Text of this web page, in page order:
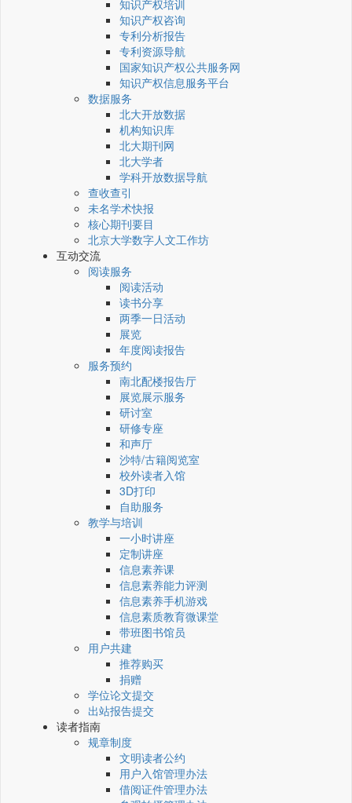
知识产权培训
知识产权咨询
专利分析报告
专利资源导航
国家知识产权公共服务网
知识产权信息服务平台
数据服务
北大开放数据
机构知识库
北大期刊网
北大学者
学科开放数据导航
查收查引
未名学术快报
核心期刊要目
北京大学数字人文工作坊
互动交流
阅读服务
阅读活动
读书分享
两季一日活动
展览
年度阅读报告
服务预约
南北配楼报告厅
展览展示服务
研讨室
研修专座
和声厅
沙特/古籍阅览室
校外读者入馆
3D打印
自助服务
教学与培训
一小时讲座
定制讲座
信息素养课
信息素养能力评测
信息素养手机游戏
信息素质教育微课堂
带班图书馆员
用户共建
推荐购买
捐赠
学位论文提交
出站报告提交
读者指南
规章制度
文明读者公约
用户入馆管理办法
借阅证件管理办法